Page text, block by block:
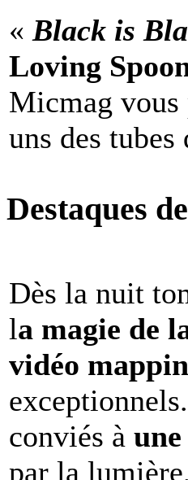
« Black is
Loving
Micmag vous
uns des
Destaques
Dès la nuit
la magie de
vidéo
conviés à
par la